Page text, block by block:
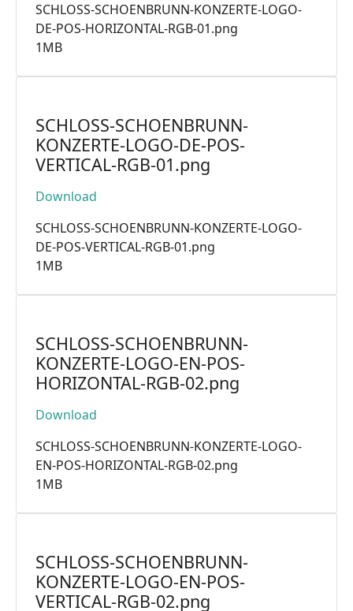
SCHLOSS-SCHOENBRUNN-KONZERTE-LOGO-
DE-POS-HORIZONTAL-RGB-01.png
1MB
SCHLOSS-SCHOENBRUNN-
KONZERTE-LOGO-DE-POS-
VERTICAL-RGB-01.png
Download
SCHLOSS-SCHOENBRUNN-KONZERTE-LOGO-
DE-POS-VERTICAL-RGB-01.png
1MB
SCHLOSS-SCHOENBRUNN-
KONZERTE-LOGO-EN-POS-
HORIZONTAL-RGB-02.png
Download
SCHLOSS-SCHOENBRUNN-KONZERTE-LOGO-
EN-POS-HORIZONTAL-RGB-02.png
1MB
SCHLOSS-SCHOENBRUNN-
KONZERTE-LOGO-EN-POS-
VERTICAL-RGB-02.png